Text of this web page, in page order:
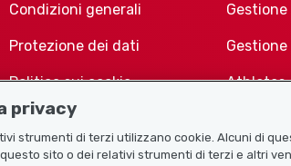
Condizioni generali
Protezione dei dati
Politica sui cookie
privacy
strumenti di terzi utilizzano cookie. Alcuni di
sito o dei relativi strumenti di terzi e altri